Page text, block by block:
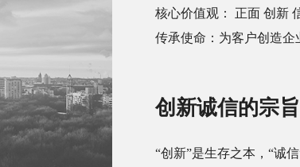
核心价值观： 正面 创新
传承使命：为客户创造企
创新诚信的宗旨
“创新”是生存之本，“诚